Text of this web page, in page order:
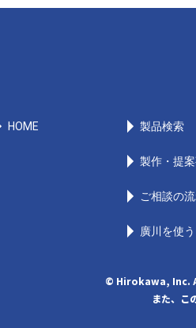
HOME 製品検索
製作・提案
ご相談の
廣川を使
© Hirokawa, Inc. All
また、こ